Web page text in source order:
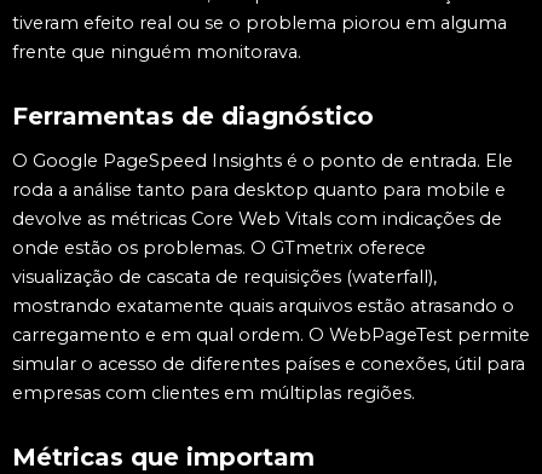
tiveram efeito real ou se o problema piorou em alguma
frente que ninguém monitorava.
Ferramentas de diagnóstico
O Google PageSpeed Insights é o ponto de entrada. Ele
roda a análise tanto para desktop quanto para mobile e
devolve as métricas Core Web Vitals com indicações de
onde estão os problemas. O GTmetrix oferece
visualização de cascata de requisições (waterfall),
mostrando exatamente quais arquivos estão atrasando o
carregamento e em qual ordem. O WebPageTest permite
simular o acesso de diferentes países e conexões, útil para
empresas com clientes em múltiplas regiões.
Métricas que importam